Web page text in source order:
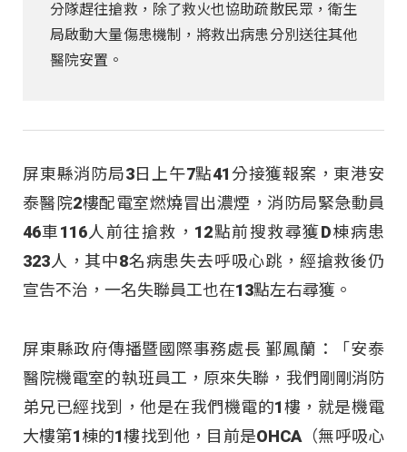
分隊趕往搶救，除了救火也協助疏散民眾，衛生
局啟動大量傷患機制，將救出病患分別送往其他
醫院安置。
屏東縣消防局3日上午7點41分接獲報案，東港安
泰醫院2樓配電室燃燒冒出濃煙，消防局緊急動員
46車116人前往搶救，12點前搜救尋獲D棟病患
323人，其中8名病患失去呼吸心跳，經搶救後仍
宣告不治，一名失聯員工也在13點左右尋獲。
屏東縣政府傳播暨國際事務處長 鄞鳳蘭：「安泰
醫院機電室的執班員工，原來失聯，我們剛剛消防
弟兄已經找到，他是在我們機電的1樓，就是機電
大樓第1棟的1樓找到他，目前是OHCA（無呼吸心